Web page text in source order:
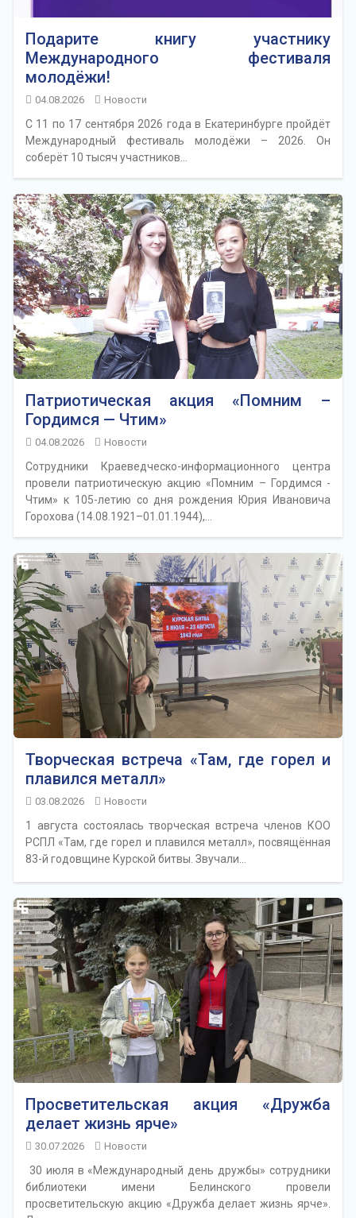
Подарите книгу участнику
Международного фестиваля
молодёжи!
04.08.2026 Новости
С 11 по 17 сентября 2026 года в Екатеринбурге пройдёт
Международный фестиваль молодёжи – 2026. Он
соберёт 10 тысяч участников…
Патриотическая акция «Помним –
Гордимся — Чтим»
04.08.2026 Новости
Сотрудники Краеведческо-информационного центра
провели патриотическую акцию «Помним – Гордимся -
Чтим» к 105-летию со дня рождения Юрия Ивановича
Горохова (14.08.1921–01.01.1944),…
Творческая встреча «Там, где горел и
плавился металл»
03.08.2026 Новости
1 августа состоялась творческая встреча членов КОО
РСПЛ «Там, где горел и плавился металл», посвящённая
83-й годовщине Курской битвы. Звучали…
Просветительская акция «Дружба
делает жизнь ярче»
30.07.2026 Новости
30 июля в «Международный день дружбы» сотрудники
библиотеки имени Белинского провели
просветительскую акцию «Дружба делает жизнь ярче».